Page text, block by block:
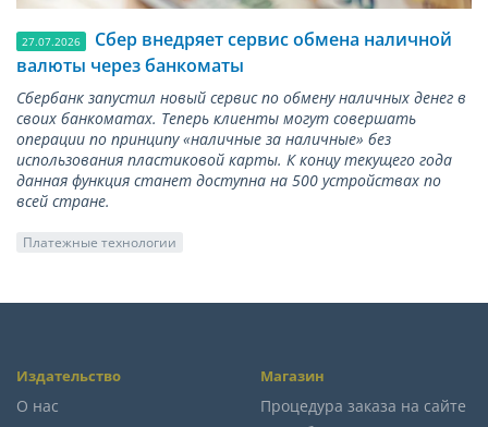
27.07.2026
Сбер внедряет сервис обмена наличной
валюты через банкоматы
Сбербанк запустил новый сервис по обмену наличных денег в
своих банкоматах. Теперь клиенты могут совершать
операции по принципу «наличные за наличные» без
использования пластиковой карты. К концу текущего года
данная функция станет доступна на 500 устройствах по
всей стране.
Платежные технологии
Издательство
О нас
Магазин
Процедура заказа на сайте